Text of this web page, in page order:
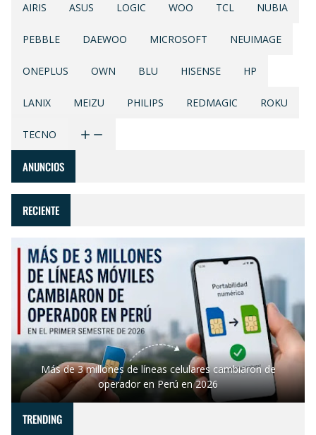
AIRIS ASUS LOGIC WOO TCL NUBIA
PEBBLE DAEWOO MICROSOFT NEUIMAGE
ONEPLUS OWN BLU HISENSE HP
LANIX MEIZU PHILIPS REDMAGIC ROKU
TECNO
ANUNCIOS
RECIENTE
Más de 3 millones de líneas celulares cambiaron de
operador en Perú en 2026
TRENDING